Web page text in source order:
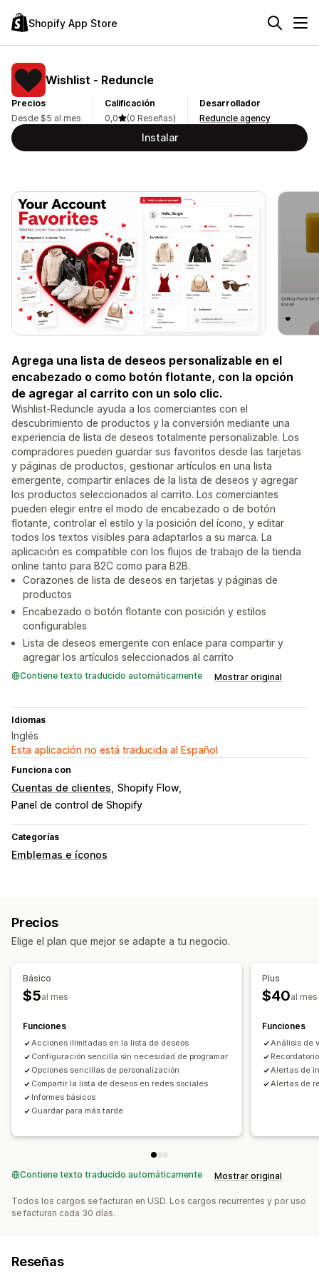
Shopify App Store
Wishlist ‑ Reduncle
Precios
Desde $5 al mes
Calificación
0,0
(0 Reseñas)
Desarrollador
Reduncle agency
Instalar
Agrega una lista de deseos personalizable en el
encabezado o como botón flotante, con la opción
de agregar al carrito con un solo clic.
Wishlist-Reduncle ayuda a los comerciantes con el
descubrimiento de productos y la conversión mediante una
experiencia de lista de deseos totalmente personalizable. Los
compradores pueden guardar sus favoritos desde las tarjetas
y páginas de productos, gestionar artículos en una lista
emergente, compartir enlaces de la lista de deseos y agregar
los productos seleccionados al carrito. Los comerciantes
pueden elegir entre el modo de encabezado o de botón
flotante, controlar el estilo y la posición del ícono, y editar
todos los textos visibles para adaptarlos a su marca. La
aplicación es compatible con los flujos de trabajo de la tienda
online tanto para B2C como para B2B.
Corazones de lista de deseos en tarjetas y páginas de
productos
Encabezado o botón flotante con posición y estilos
configurables
Lista de deseos emergente con enlace para compartir y
agregar los artículos seleccionados al carrito
Contiene texto traducido automáticamente Mostrar original
Idiomas
Inglés
Esta aplicación no está traducida al Español
Funciona con
Cuentas de clientes Shopify Flow
Panel de control de Shopify
Categorías
Emblemas e íconos
Precios
Elige el plan que mejor se adapte a tu negocio.
Básico
$5al mes
Funciones
Acciones ilimitadas en la lista de deseos
Configuración sencilla sin necesidad de programar
Opciones sencillas de personalización
Compartir la lista de deseos en redes sociales
Informes básicos
Guardar para más tarde
Plus
$40al mes
Funciones
Análisis de
Alertas de
Alertas de
Contiene texto traducido automáticamente Mostrar original
Todos los cargos se facturan en USD. Los cargos recurrentes y por uso
se facturan cada 30 días.
Reseñas